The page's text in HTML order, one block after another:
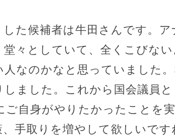
た候補者は牛田さんです。
々としていて、全くこびな
なのかなと思っていました
しました。これから国会議員
自身がやりたかったことを
手取りを増やして欲しいです